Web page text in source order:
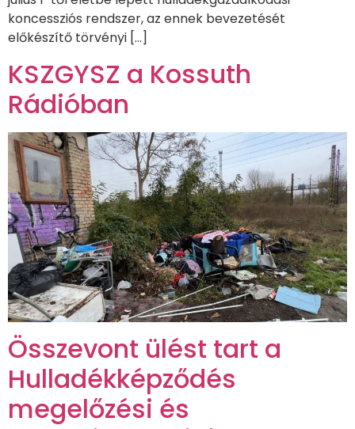
koncessziós rendszer, az ennek bevezetését
előkészítő törvényi […]
KSZGYSZ a Kossuth
Rádióban
Összevont ülést tart a
Hulladékképződés
megelőzési és